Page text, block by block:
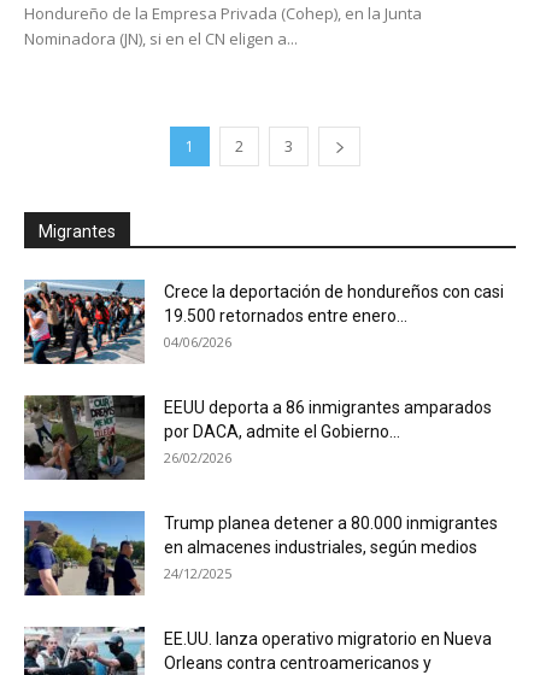
Hondureño de la Empresa Privada (Cohep), en la Junta
Nominadora (JN), si en el CN eligen a...
1 2 3
Migrantes
Crece la deportación de hondureños con casi
19.500 retornados entre enero...
04/06/2026
EEUU deporta a 86 inmigrantes amparados
por DACA, admite el Gobierno...
26/02/2026
Trump planea detener a 80.000 inmigrantes
en almacenes industriales, según medios
24/12/2025
EE.UU. lanza operativo migratorio en Nueva
Orleans contra centroamericanos y